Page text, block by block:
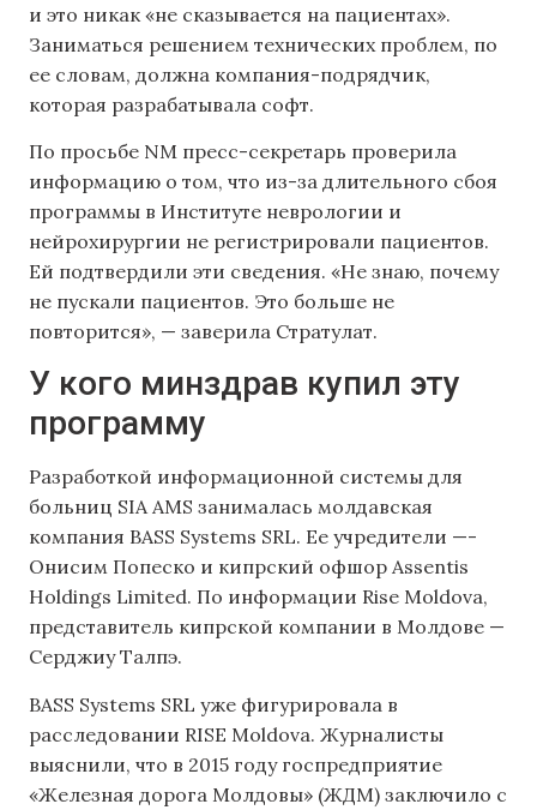
и это никак «не сказывается на пациентах».
Заниматься решением технических проблем, по
ее словам, должна компания-подрядчик,
которая разрабатывала софт.
По просьбе NM пресс-секретарь проверила
информацию о том, что из-за длительного сбоя
программы в Институте неврологии и
нейрохирургии не регистрировали пациентов.
Ей подтвердили эти сведения. «Не знаю, почему
не пускали пациентов. Это больше не
повторится», — заверила Стратулат.
У кого минздрав купил эту
программу
Разработкой информационной системы для
больниц SIA AMS занималась молдавская
компания BASS Systems SRL. Ее учредители —-
Онисим Попеско и кипрский офшор Assentis
Holdings Limited. По информации Rise Moldova,
представитель кипрской компании в Молдове —
Серджиу Талпэ.
BASS Systems SRL уже фигурировала в
расследовании RISE Moldova. Журналисты
выяснили, что в 2015 году госпредприятие
«Железная дорога Молдовы» (ЖДМ) заключило с